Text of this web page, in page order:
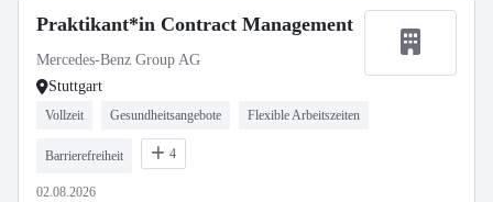
Praktikant*in Contract Management
Mercedes-Benz Group AG
Stuttgart
Vollzeit Gesundheitsangebote Flexible Arbeitszeiten
Barrierefreiheit 4
02.08.2026